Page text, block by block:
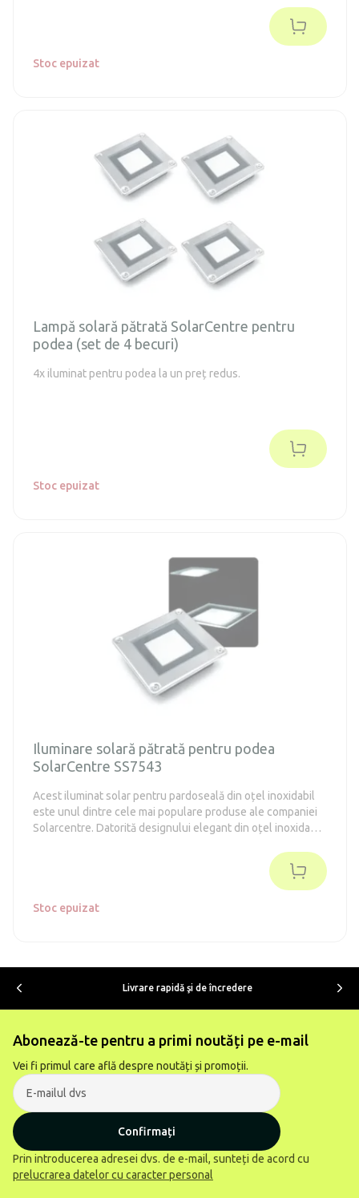
Stoc epuizat
Lampă solară pătrată SolarCentre pentru
podea (set de 4 becuri)
4x iluminat pentru podea la un preț redus.
Stoc epuizat
Iluminare solară pătrată pentru podea
SolarCentre SS7543
Acest iluminat solar pentru pardoseală din oțel inoxidabil
este unul dintre cele mai populare produse ale companiei
Solarcentre. Datorită designului elegant din oțel inoxidabil
Stoc epuizat
Livrare rapidă şi de încredere
Abonează-te pentru a primi noutăți pe e-mail
Vei fi primul care află despre noutăți și promoții.
Confirmați
Prin introducerea adresei dvs. de e-mail, sunteți de acord cu
prelucrarea datelor cu caracter personal